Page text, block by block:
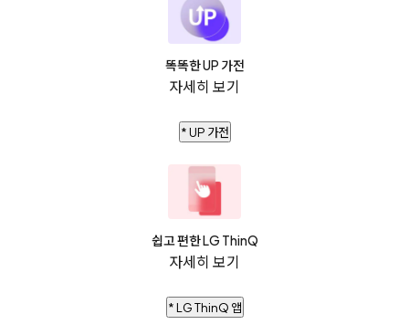
똑똑한 UP 가전
자세히 보기
* UP 가전
쉽고 편한 LG ThinQ
자세히 보기
* LG ThinQ 앱